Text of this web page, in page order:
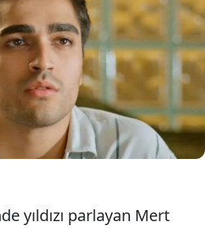
Ramazan Demir, yeni
ilk kez tatilde görüntülendi.
sevgilini görenler eski aşkı Afra
benzetti.
yıldızı parlayan Mert